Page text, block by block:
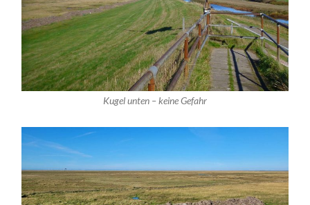
Kugel unten – keine Gefahr